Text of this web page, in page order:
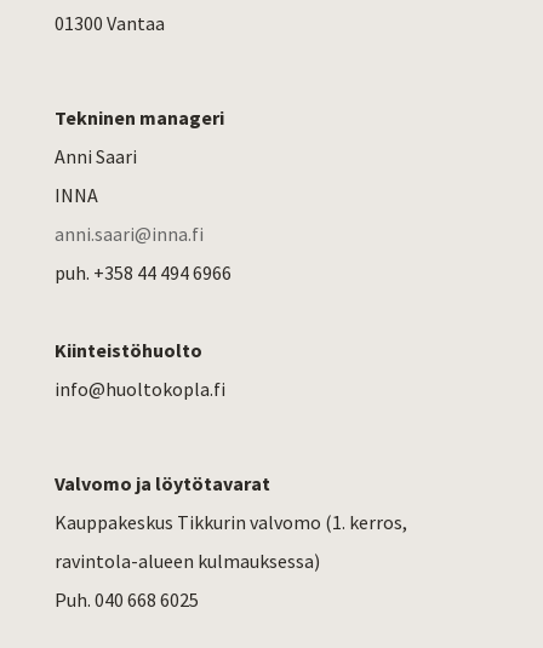
01300 Vantaa
Tekninen manageri
Anni Saari
INNA
anni.saari@inna.fi
puh. +358 44 494 6966
Kiinteistöhuolto
info@huoltokopla.fi
Valvomo ja löytötavarat
Kauppakeskus Tikkurin valvomo (1. kerros,
ravintola-alueen kulmauksessa)
Puh. 040 668 6025